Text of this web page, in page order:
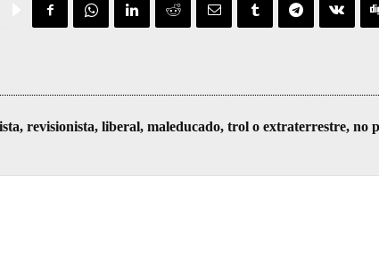
revisionista, liberal, maleducado, trol o extraterrestre, no